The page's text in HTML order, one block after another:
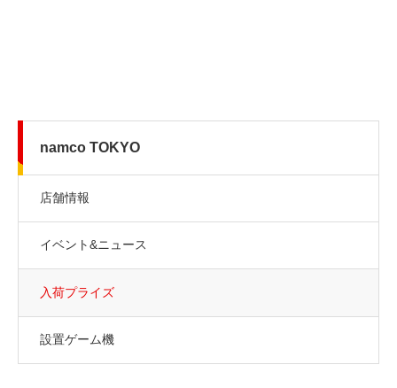
namco TOKYO
店舗情報
イベント&ニュース
入荷プライズ
設置ゲーム機